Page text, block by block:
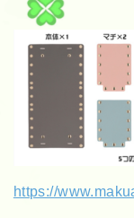
https://